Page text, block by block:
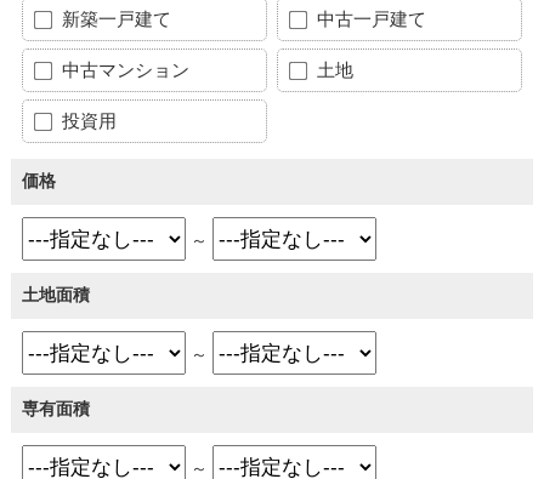
新築一戸建て 中古一戸建て
中古マンション 土地
投資用
価格
～
土地面積
～
専有面積
～